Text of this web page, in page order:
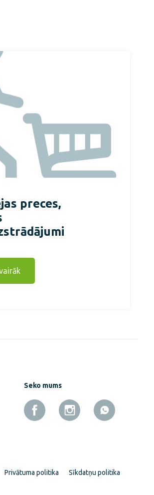
preces,
Seko mums
Privātuma politika Sīkdatņu politika